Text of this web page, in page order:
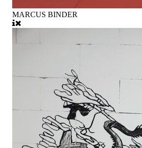
MARCUS BINDER